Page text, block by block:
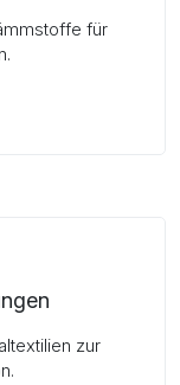
für
zur